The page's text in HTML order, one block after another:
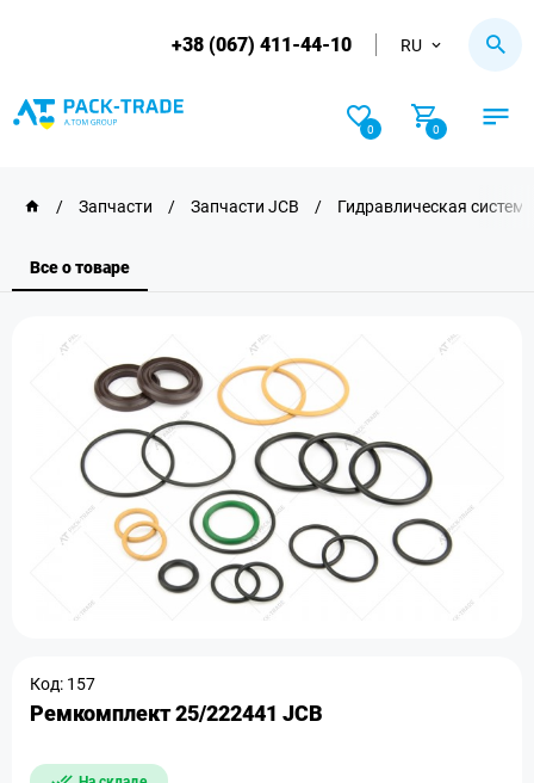
+38 (067) 411-44-10 RU
0 0
/ Запчасти / Запчасти JCB / Гидравлическая система
Все о товаре
Код: 157
Ремкомплект 25/222441 JCB